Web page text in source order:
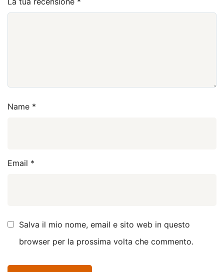
Name *
Email *
Salva il mio nome, email e sito web in questo
browser per la prossima volta che commento.